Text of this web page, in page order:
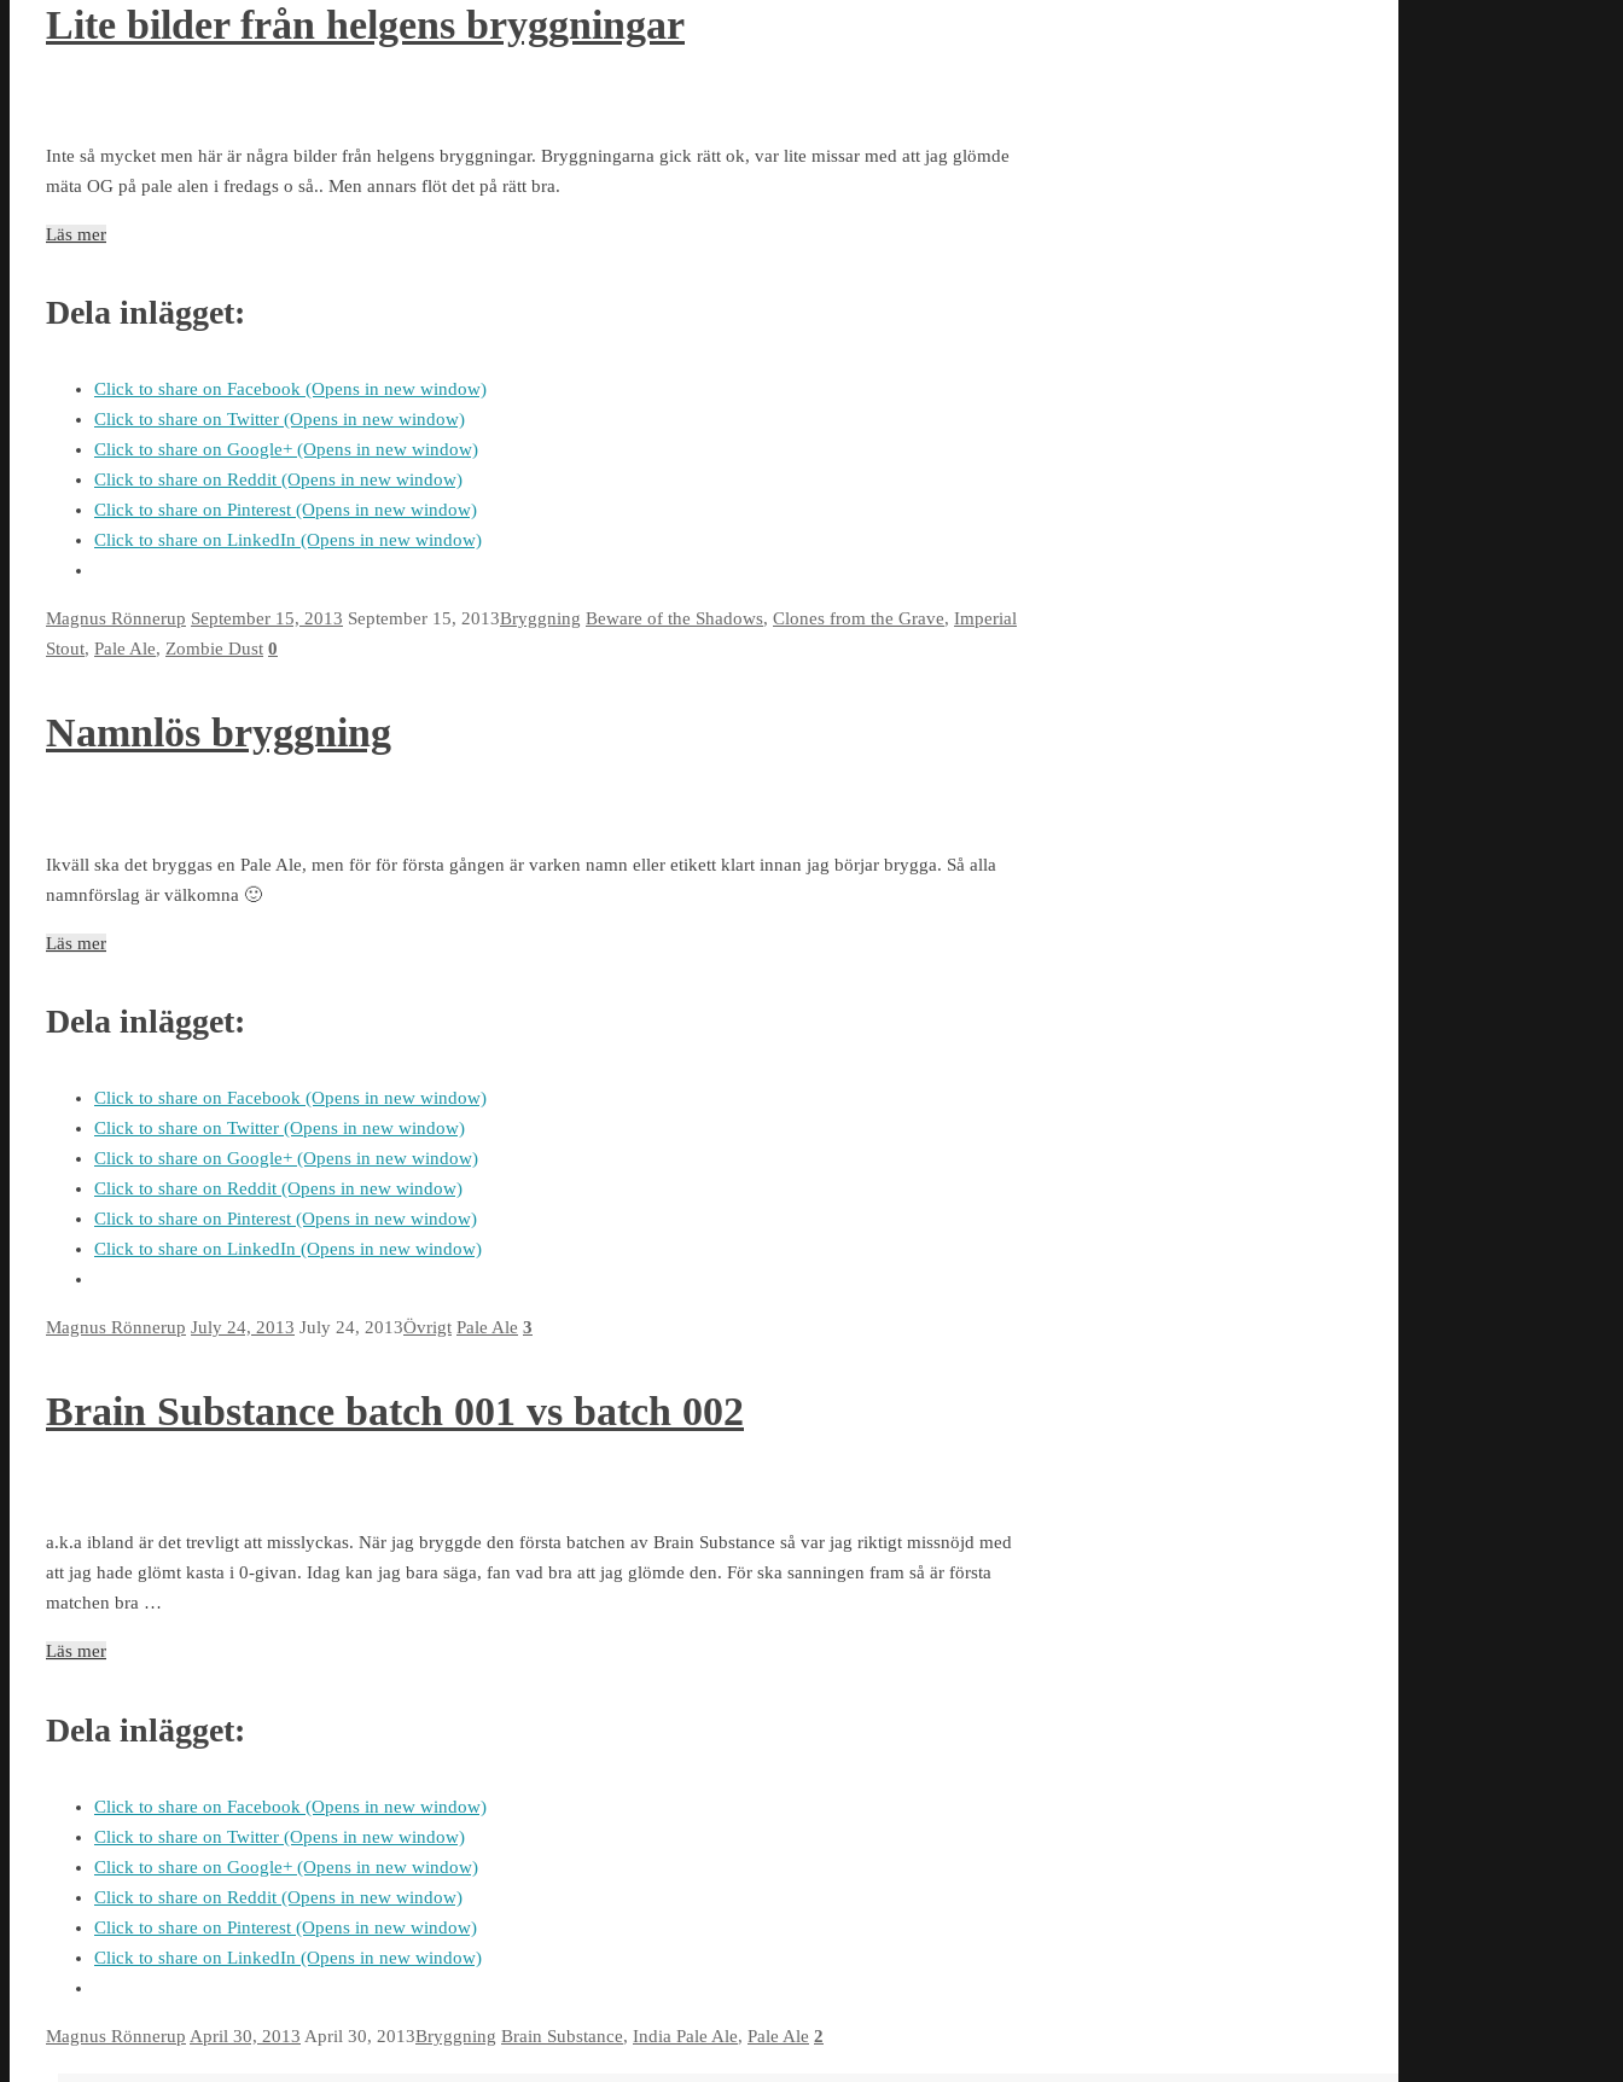
Lite bilder från helgens bryggningar
Inte så mycket men här är några bilder från helgens bryggningar. Bryggningarna gick rätt ok, var lite missar med att jag glömde
mäta OG på pale alen i fredags o så.. Men annars flöt det på rätt bra.
Läs mer
Dela inlägget:
Click to share on Facebook (Opens in new window)
Click to share on Twitter (Opens in new window)
Click to share on Google+ (Opens in new window)
Click to share on Reddit (Opens in new window)
Click to share on Pinterest (Opens in new window)
Click to share on LinkedIn (Opens in new window)
Magnus Rönnerup September 15, 2013 September 15, 2013Bryggning Beware of the Shadows, Clones from the Grave, Imperial
Stout, Pale Ale, Zombie Dust 0
Namnlös bryggning
Ikväll ska det bryggas en Pale Ale, men för för första gången är varken namn eller etikett klart innan jag börjar brygga. Så alla
namnförslag är välkomna 🙂
Läs mer
Dela inlägget:
Click to share on Facebook (Opens in new window)
Click to share on Twitter (Opens in new window)
Click to share on Google+ (Opens in new window)
Click to share on Reddit (Opens in new window)
Click to share on Pinterest (Opens in new window)
Click to share on LinkedIn (Opens in new window)
Magnus Rönnerup July 24, 2013 July 24, 2013Övrigt Pale Ale 3
Brain Substance batch 001 vs batch 002
a.k.a ibland är det trevligt att misslyckas. När jag bryggde den första batchen av Brain Substance så var jag riktigt missnöjd med
att jag hade glömt kasta i 0-givan. Idag kan jag bara säga, fan vad bra att jag glömde den. För ska sanningen fram så är första
matchen bra …
Läs mer
Dela inlägget:
Click to share on Facebook (Opens in new window)
Click to share on Twitter (Opens in new window)
Click to share on Google+ (Opens in new window)
Click to share on Reddit (Opens in new window)
Click to share on Pinterest (Opens in new window)
Click to share on LinkedIn (Opens in new window)
Magnus Rönnerup April 30, 2013 April 30, 2013Bryggning Brain Substance, India Pale Ale, Pale Ale 2